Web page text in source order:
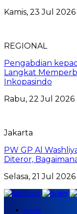
Kamis, 23 Jul
REGIONAL
Pengabdian
Langkat
Inkopasindo
Rabu, 22 Jul 2026
Jakarta
PW GP Al
Diteror,
Selasa, 21 Jul
Home